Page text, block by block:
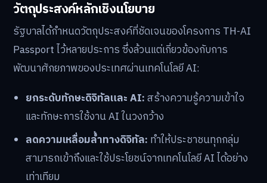
วัตถุประสงค์หลักเชิงนโยบาย
รัฐบาลได้กำหนดวัตถุประสงค์ที่ชัดเจนของโครงการ TH-AI
Passport ไว้หลายประการ ซึ่งล้วนแต่เกี่ยวข้องกับการ
พัฒนาศักยภาพของประเทศผ่านเทคโนโลยี AI:
ยกระดับทักษะดิจิทัลและ AI:สร้างความรู้ความเข้าใจ
และทักษะการใช้งาน AI ในวงกว้าง
ลดความเหลื่อมล้ำทางดิจิทัล: ทำให้ประชาชนทุกกลุ่ม
สามารถเข้าถึงและใช้ประโยชน์จากเทคโนโลยี AI ได้อย่าง
เท่าเทียม